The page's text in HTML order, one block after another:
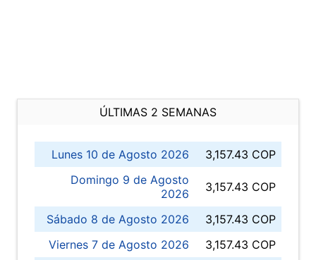
ÚLTIMAS 2 SEMANAS
Lunes 10 de Agosto 2026
3,157.43 COP
Domingo 9 de Agosto
2026
3,157.43 COP
Sábado 8 de Agosto 2026
3,157.43 COP
Viernes 7 de Agosto 2026
3,157.43 COP